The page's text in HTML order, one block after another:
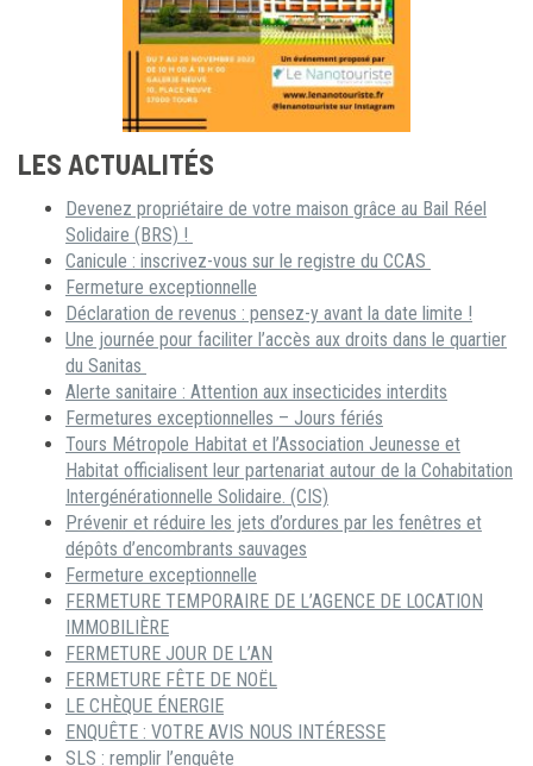
LES ACTUALITÉS
Devenez propriétaire de votre maison grâce au Bail Réel
Solidaire (BRS) !
Canicule : inscrivez-vous sur le registre du CCAS
Fermeture exceptionnelle
Déclaration de revenus : pensez-y avant la date limite !
Une journée pour faciliter l’accès aux droits dans le quartier
du Sanitas
Alerte sanitaire : Attention aux insecticides interdits
Fermetures exceptionnelles – Jours fériés
Tours Métropole Habitat et l’Association Jeunesse et
Habitat officialisent leur partenariat autour de la Cohabitation
Intergénérationnelle Solidaire. (CIS)
Prévenir et réduire les jets d’ordures par les fenêtres et
dépôts d’encombrants sauvages
Fermeture exceptionnelle
FERMETURE TEMPORAIRE DE L’AGENCE DE LOCATION
IMMOBILIÈRE
FERMETURE JOUR DE L’AN
FERMETURE FÊTE DE NOËL
LE CHÈQUE ÉNERGIE
ENQUÊTE : VOTRE AVIS NOUS INTÉRESSE
SLS : remplir l’enquête